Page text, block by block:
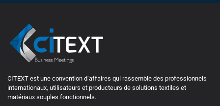
CITEXT est une convention d’affaires qui rassemble des professionnels
internationaux, utilisateurs et producteurs de solutions textiles et
matériaux souples fonctionnels.